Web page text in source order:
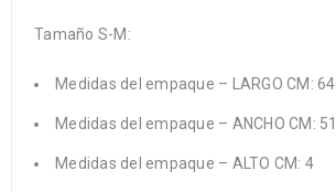
Tamaño S-M:
Medidas del empaque – LARGO CM: 64
Medidas del empaque – ANCHO CM: 51
Medidas del empaque – ALTO CM: 4